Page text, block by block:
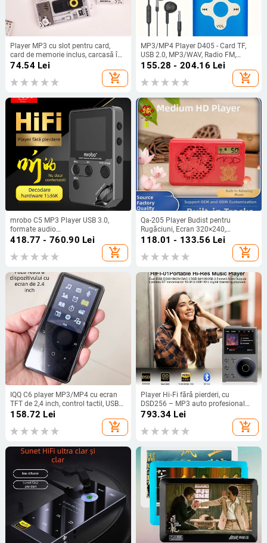
Player MP3 cu slot pentru card,
card de memorie inclus, carcasă în
culori asortate, JM452
74.54Lei
add_shopping_cart
MP3/MP4 Player D405 - Card TF,
USB 2.0, MP3/WAV, Radio FM,
Înregistrare
155.28 - 204.16 Lei
add_shopping_cart
mrobo C5 MP3 Player USB 3.0,
formate audio
MP3/WMA/WAV/OGG/FLAC/APE,
video AMV, slot TF, redare până la
60 ore
418.77 - 760.90 Lei
add_shopping_cart
Qa-205 Player Budist pentru
Rugăciuni, Ecran 320×240,
Funcționare cu buton, Fără suport
pentru card de memorie, Alimentare
externă
118.01 - 133.56 Lei
add_shopping_cart
IQQ C6 player MP3/MP4 cu ecran
TFT de 2,4 inch, control tactil, USB
2.0, TF card, Bluetooth
158.72 Lei
add_shopping_cart
Player Hi‑Fi fără pierderi, cu
DSD256 – MP3 auto profesional
pentru sport
793.34 Lei
add_shopping_cart